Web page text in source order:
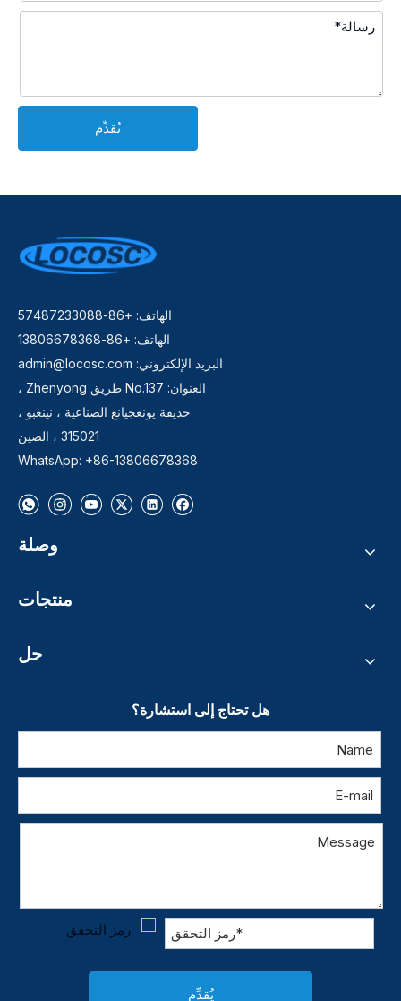
يُقدِّم
الهاتف: +86-57487233088
الهاتف: +86-13806678368
البريد الإلكتروني: admin@locosc.com
العنوان: No.137 طريق Zhenyong ،
حديقة يونغجيانغ الصناعية ، نينغبو ،
315021 ، الصين
WhatsApp: +86-13806678368
وصلة
منتجات
حل
هل تحتاج إلى استشارة؟
يُقدِّم